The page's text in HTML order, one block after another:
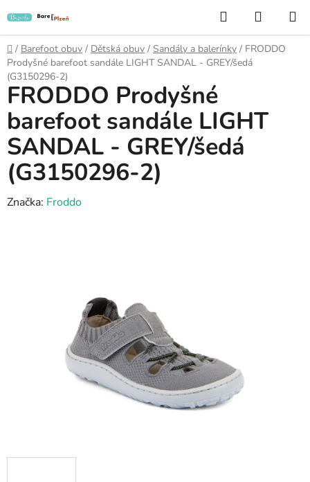
na
obsah
Hledat
KOŠÍK
Domů
/ Barefoot obuv / Dětská obuv / Sandály a balerínky / FRODDO
Prodyšné barefoot sandále LIGHT SANDAL - GREY/šedá
(G3150296-2)
FRODDO Prodyšné
barefoot sandále LIGHT
SANDAL - GREY/šedá
(G3150296-2)
Značka: Froddo